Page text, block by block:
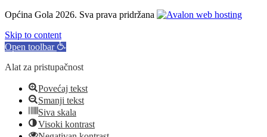
Općina Gola 2026. Sva prava pridržana
Skip to content
Open toolbar
Alat za pristupačnost
Povećaj tekst
Smanji tekst
Siva skala
Visoki kontrast